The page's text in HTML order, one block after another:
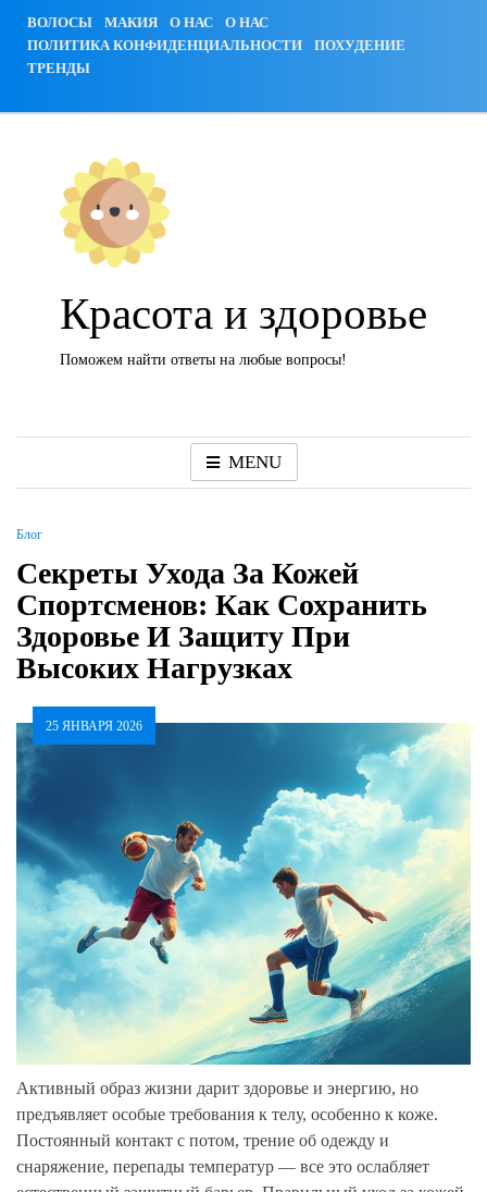
ВОЛОСЫ МАКИЯ О НАС
О НАС
ПОЛИТИКА КОНФИДЕНЦИАЛЬНОСТИ
ПОХУДЕНИЕ
ТРЕНДЫ
Красота и здоровье
Поможем найти ответы на любые вопросы!
MENU
Блог
Секреты Ухода За Кожей
Спортсменов: Как Сохранить
Здоровье И Защиту При
Высоких Нагрузках
25 ЯНВАРЯ 2026
Активный образ жизни дарит здоровье и энергию, но
предъявляет особые требования к телу, особенно к коже.
Постоянный контакт с потом, трение об одежду и
снаряжение, перепады температур — все это ослабляет